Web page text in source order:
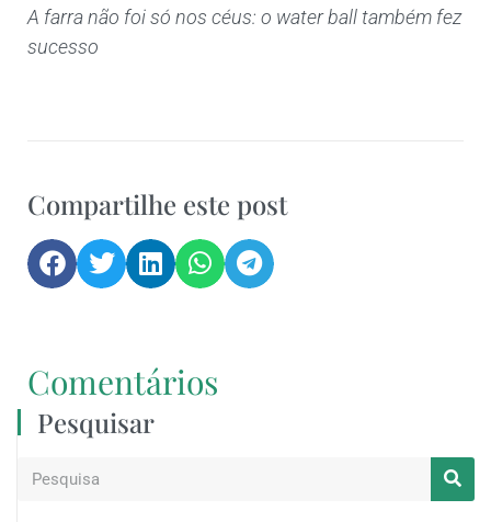
A farra não foi só nos céus: o water ball também fez
sucesso
Compartilhe este post
Comentários
Pesquisar